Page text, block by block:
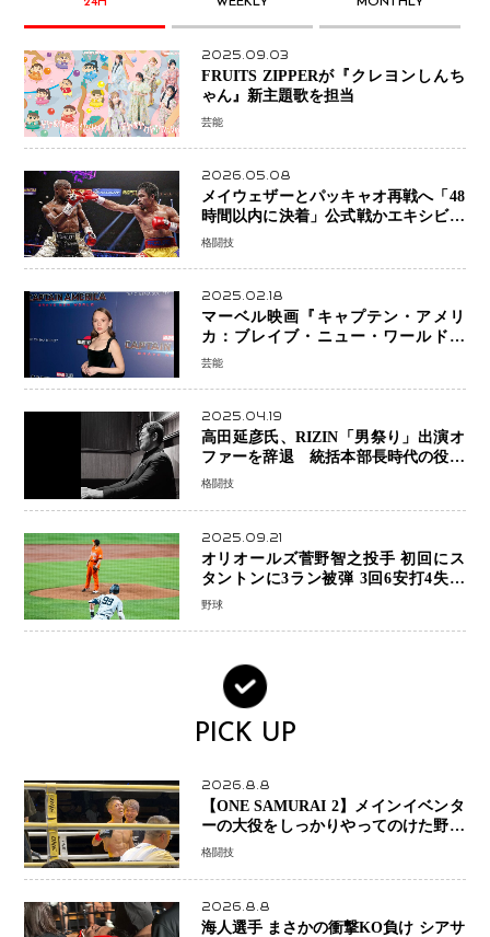
2025.09.03
FRUITS ZIPPERが『クレヨンしんち
ゃん』新主題歌を担当
芸能
2026.05.08
メイウェザーとパッキャオ再戦へ「48
時間以内に決着」公式戦かエキシビシ
ョンか混迷続く
格闘技
2025.02.18
マーベル映画『キャプテン・アメリ
カ：ブレイブ・ニュー・ワールド』
新ブラック・ウィドウ役のシラ・ハー
芸能
2025.04.19
高田延彦氏、RIZIN「男祭り」出演オ
ファーを辞退 統括本部長時代の役目
「すでに終えています」と明言
格闘技
2025.09.21
オリオールズ菅野智之投手 初回にス
タントンに3ラン被弾 3回6安打4失点
で降板
野球
PICK UP
2026.8.8
【ONE SAMURAI 2】メインイベンタ
ーの大役をしっかりやってのけた野杁
正明が衝撃のリベンジ！ リウ・メン
ーで完全決着
格闘技
2026.8.8
海人選手 まさかの衝撃KO負け シアサ